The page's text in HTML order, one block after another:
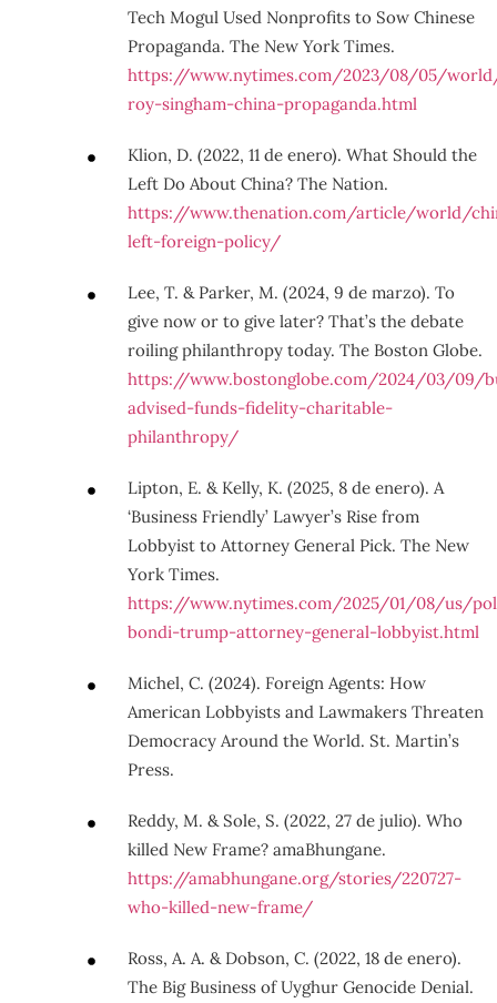
Tech Mogul Used Nonprofits to Sow Chinese
Propaganda. The New York Times.
https://www.nytimes.com/2023/08/05/
roy-singham-china-propaganda.html
Klion, D. (2022, 11 de enero). What Should the
Left Do About China? The Nation.
https://www.thenation.com/article/world/
left-foreign-policy/
Lee, T. & Parker, M. (2024, 9 de marzo). To
give now or to give later? That’s the debate
roiling philanthropy today. The Boston Globe.
https://www.bostonglobe.com/2024/03/09/
advised-funds-fidelity-charitable-
philanthropy/
Lipton, E. & Kelly, K. (2025, 8 de enero). A
‘Business Friendly’ Lawyer’s Rise from
Lobbyist to Attorney General Pick. The New
York Times.
https://www.nytimes.com/2025/01/08/us/
bondi-trump-attorney-general-lobbyist.html
Michel, C. (2024). Foreign Agents: How
American Lobbyists and Lawmakers Threaten
Democracy Around the World. St. Martin’s
Press.
Reddy, M. & Sole, S. (2022, 27 de julio). Who
killed New Frame? amaBhungane.
https://amabhungane.org/stories/220727-
who-killed-new-frame/
Ross, A. A. & Dobson, C. (2022, 18 de enero).
The Big Business of Uyghur Genocide Denial.